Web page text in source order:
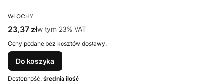
PRODUCENT
WŁOCHY
Cena brutto
23,37 złw tym %s VAT
w tym 23% VAT
Ceny podane bez kosztów dostawy.
Do koszyka
Dostępność: średnia ilość